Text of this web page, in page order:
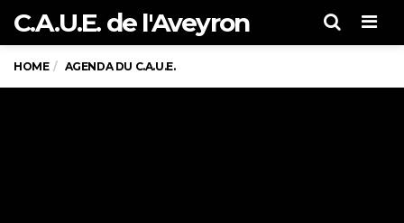
C.A.U.E. de l'Aveyron
HOME AGENDA DU C.A.U.E.